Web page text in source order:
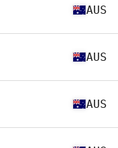
AUS
AUS
AUS